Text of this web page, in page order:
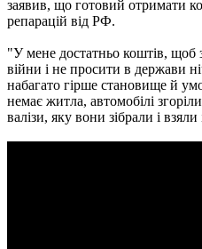
заявив, що готовий отримати
репарацій від РФ.
"У мене достатньо коштів, щоб
війни і не просити в держави
набагато гірше становище й
немає житла, автомобілі
валізи, яку вони зібрали і